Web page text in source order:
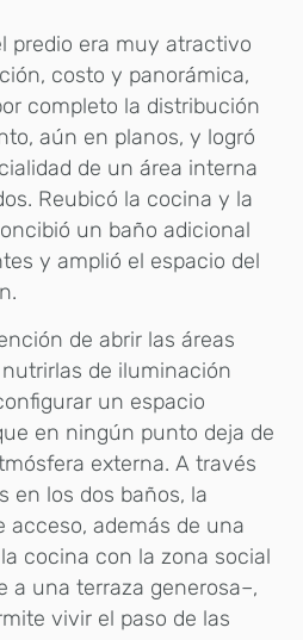
predio era muy atractivo
costo y panorámica,
completo la distribución
aún en planos, y logró
de un área interna
Reubicó la cocina y la
un baño adicional
y amplió el espacio del
de abrir las áreas
de iluminación
un espacio
en ningún punto deja de
externa. A través
en los dos baños, la
acceso, además de una
cocina con la zona social
a una terraza generosa–,
vivir el paso de las